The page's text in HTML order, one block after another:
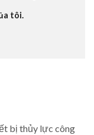
tôi.
bị thủy lực công